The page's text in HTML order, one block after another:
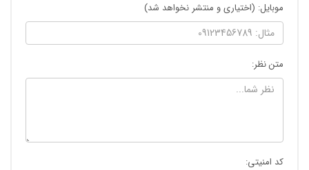
موبایل: (اختیاری و منتشر نخواهد شد)
متن نظر:
کد امنیتی: